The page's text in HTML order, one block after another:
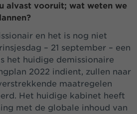
alvast vooruit; wat weten we
en het is nog niet
– 21 september – een
het huidige demissionaire
2022 indient, zullen naar
maatregelen
Het huidige kabinet heeft
met de globale inhoud van